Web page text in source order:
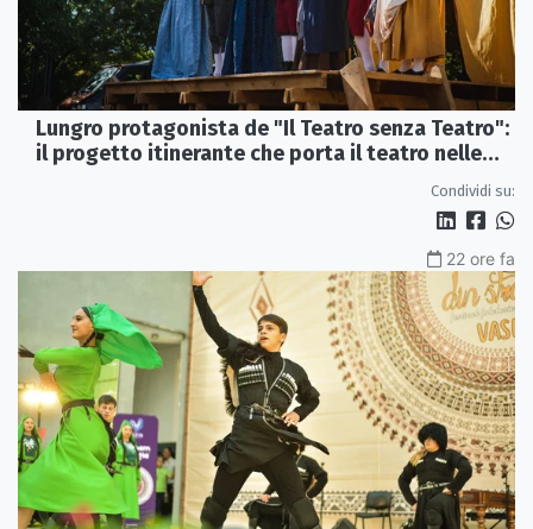
Lungro protagonista de "Il Teatro senza Teatro":
il progetto itinerante che porta il teatro nelle
Condividi su:
22 ore fa